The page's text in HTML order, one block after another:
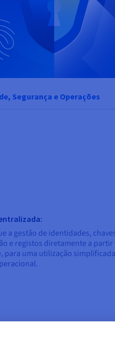
Segurança e Operações
a gestão de identidades,
e registos diretamente a partir
para uma utilização
serviços são escaláveis